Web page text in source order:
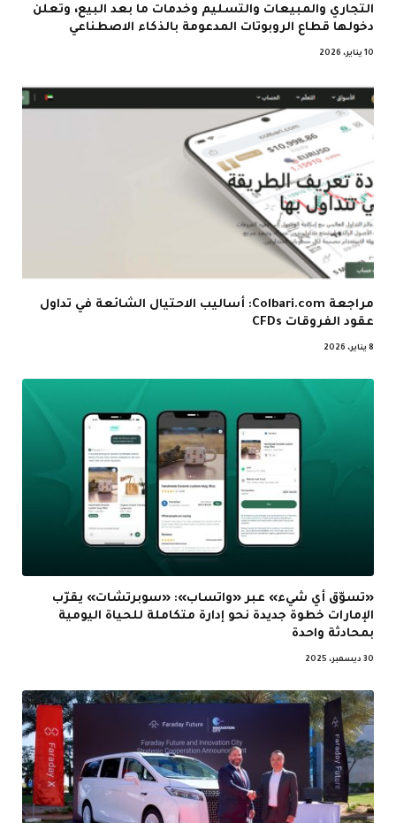
التجاري والمبيعات والتسليم وخدمات ما بعد البيع، وتعلن
دخولها قطاع الروبوتات المدعومة بالذكاء الاصطناعي
10 يناير، 2026
مراجعة Colbari.com: أساليب الاحتيال الشائعة في تداول
عقود الفروقات CFDs
8 يناير، 2026
«تسوّق أي شيء» عبر «واتساب»: «سوبرتشات» يقرّب
الإمارات خطوة جديدة نحو إدارة متكاملة للحياة اليومية
بمحادثة واحدة
30 ديسمبر، 2025